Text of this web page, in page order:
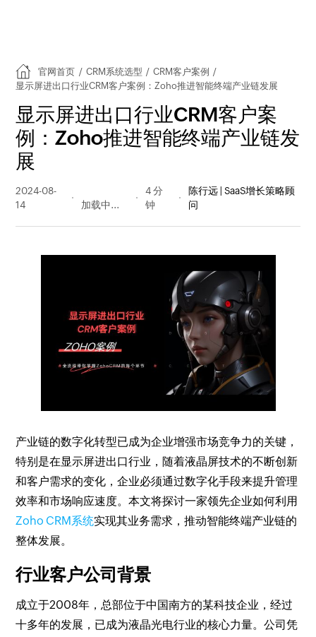
官网首页 / CRM系统选型 / CRM客户案例 /
显示屏进出口行业CRM客户案例：Zoho推进智能终端产业链发展
显示屏进出口行业CRM客户案
例：Zoho推进智能终端产业链发
展
2024-08-
14
量
4 分
钟
陈行远 | SaaS增长策略顾
问
产业链的数字化转型已成为企业增强市场竞争力的关键，
特别是在显示屏进出口行业，随着液晶屏技术的不断创新
和客户需求的变化，企业必须通过数字化手段来提升管理
效率和市场响应速度。本文将探讨一家领先企业如何利用
Zoho CRM系统实现其业务需求，推动智能终端产业链的
整体发展。
行业客户公司背景
成立于2008年，总部位于中国南方的某科技企业，经过
十多年的发展，已成为液晶光电行业的核心力量。公司凭